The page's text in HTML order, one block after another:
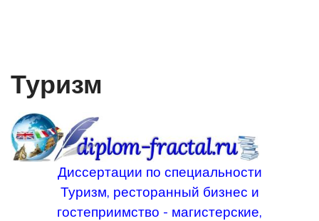
Туризм
Диссертации по специальности
Туризм, ресторанный бизнес и
гостеприимство - магистерские,